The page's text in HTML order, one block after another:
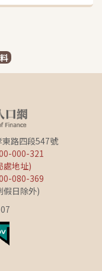
路四段547號
000-321
處地址)
080-369
假日除外)